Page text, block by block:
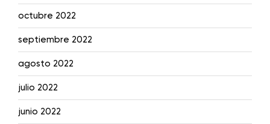
octubre 2022
septiembre 2022
agosto 2022
julio 2022
junio 2022